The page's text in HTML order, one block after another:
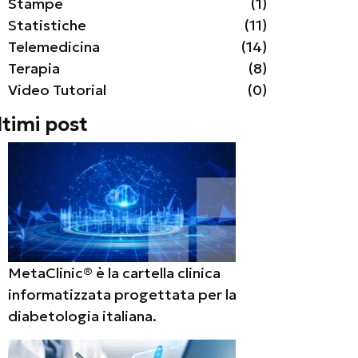
Statistiche
(11)
Telemedicina
(14)
Terapia
(8)
Video Tutorial
(0)
post
MetaClinic® è la cartella clinica
informatizzata progettata per la
diabetologia italiana.